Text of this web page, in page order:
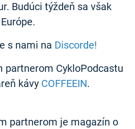
Budúci týždeň sa však
s nami na Discorde!
partnerom CykloPodcastu
kávy COFFEEIN.
partnerom je magazín o